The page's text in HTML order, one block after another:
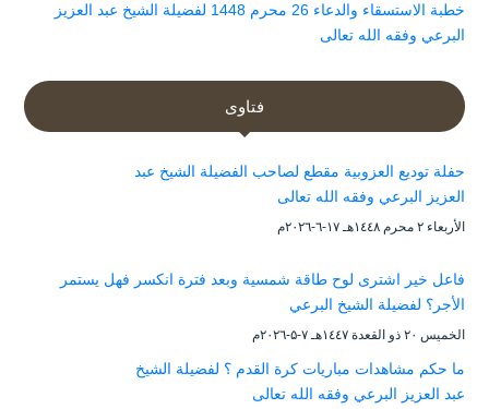
خطبة الاستسقاء والدعاء 26 محرم 1448 لفضيلة الشيخ عبد العزيز
البرعي وفقه الله تعالى
فتاوى
حفلة توديع العزوبية مقطع لصاحب الفضيلة الشيخ عبد
العزيز البرعي وفقه الله تعالى
الأربعاء ۲ محرم ۱٤٤۸هـ ۱۷-٦-۲۰۲٦م
فاعل خير اشترى لوح طاقة شمسية وبعد فترة انكسر فهل يستمر
الأجر؟ لفضيلة الشيخ البرعي
الخميس ۲۰ ذو القعدة ۱٤٤۷هـ ۷-۵-۲۰۲٦م
ما حكم مشاهدات مباريات كرة القدم ؟ لفضيلة الشيخ
عبد العزيز البرعي وفقه الله تعالى